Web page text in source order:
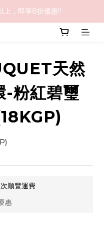
順豐運費
上，即享8折優惠!!
天然
-粉紅碧璽
順豐運費
惠